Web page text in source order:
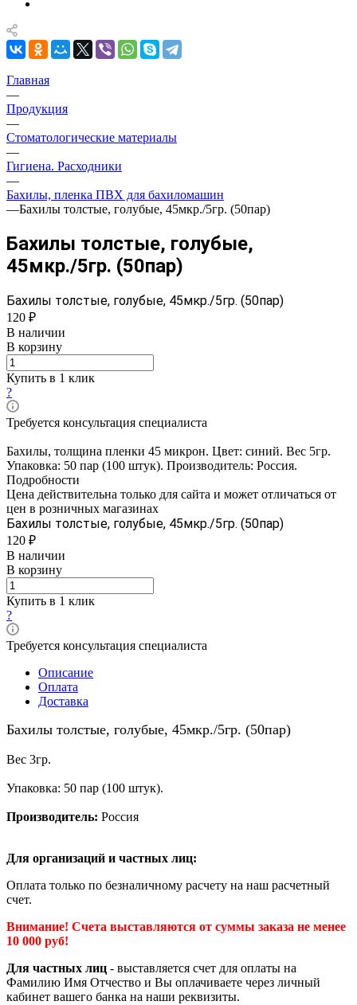
Главная
—
Продукция
—
Стоматологические материалы
—
Гигиена. Расходники
—
Бахилы, пленка ПВХ для бахиломашин
—Бахилы толстые, голубые, 45мкр./5гр. (50пар)
Бахилы толстые, голубые,
45мкр./5гр. (50пар)
Бахилы толстые, голубые, 45мкр./5гр. (50пар)
120 ₽
В наличии
В корзину
Купить в 1 клик
?
Требуется консультация специалиста
Бахилы, толщина пленки 45 микрон. Цвет: синий. Вес 5гр.
Упаковка: 50 пар (100 штук). Производитель: Россия.
Подробности
Цена действительна только для сайта и может отличаться от
цен в розничных магазинах
Бахилы толстые, голубые, 45мкр./5гр. (50пар)
120 ₽
В наличии
В корзину
Купить в 1 клик
?
Требуется консультация специалиста
Описание
Оплата
Доставка
Бахилы толстые, голубые, 45мкр./5гр. (50пар)
Вес 3гр.
Упаковка: 50 пар (100 штук).
Производитель: Россия
Для организаций и частных лиц:
Оплата только по безналичному расчету на наш расчетный
счет.
Внимание! Счета выставляются от суммы заказа не менее
10 000 руб!
Для частных лиц - выставляется счет для оплаты на
Фамилию Имя Отчество и Вы оплачиваете через личный
кабинет вашего банка на наши реквизиты.